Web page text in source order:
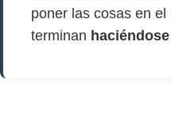
poner las cosas en
terminan haciéndose